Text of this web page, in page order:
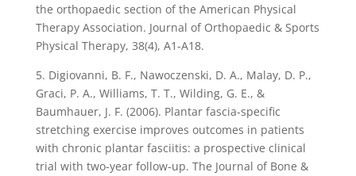
the orthopaedic section of the American Physical
Therapy Association. Journal of Orthopaedic & Sports
Physical Therapy, 38(4), A1-A18.
5. Digiovanni, B. F., Nawoczenski, D. A., Malay, D. P.,
Graci, P. A., Williams, T. T., Wilding, G. E., &
Baumhauer, J. F. (2006). Plantar fascia-specific
stretching exercise improves outcomes in patients
with chronic plantar fasciitis: a prospective clinical
trial with two-year follow-up. The Journal of Bone &